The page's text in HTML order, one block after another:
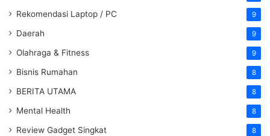
Rekomendasi Laptop / PC 9
Daerah 9
Olahraga & Fitness 9
Bisnis Rumahan 8
BERITA UTAMA 8
Mental Health 8
Review Gadget Singkat 8